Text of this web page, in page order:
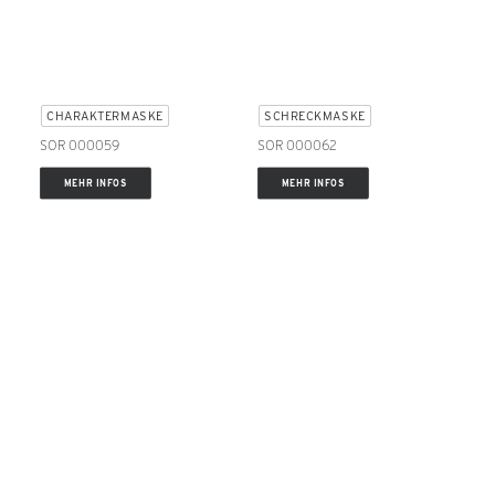
CHARAKTERMASKE
SOR 000059
MEHR INFOS
SCHRECKMASKE
SOR 000062
MEHR INFOS